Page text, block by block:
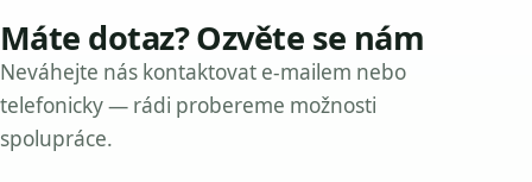
Máte dotaz? Ozvěte se nám
Neváhejte nás kontaktovat e-mailem nebo
telefonicky — rádi probereme možnosti
spolupráce.